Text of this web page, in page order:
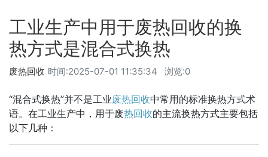
工业生产中用于废热回收的换
热方式是混合式换热
时间:2025-07-01 11:35:34 浏览:0
废热回收
“混合式换热”并不是工业废热回收中常用的标准换热方式术
语。在工业生产中，用于废热回收的主流换热方式主要包括
以下几种：